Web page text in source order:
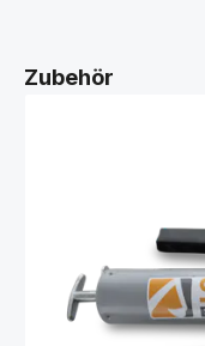
Zubehör